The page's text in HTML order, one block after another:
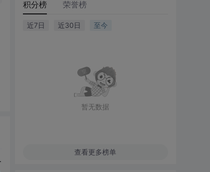
积分榜 荣誉榜
近7日 近30日 至今
暂无数据
查看更多榜单